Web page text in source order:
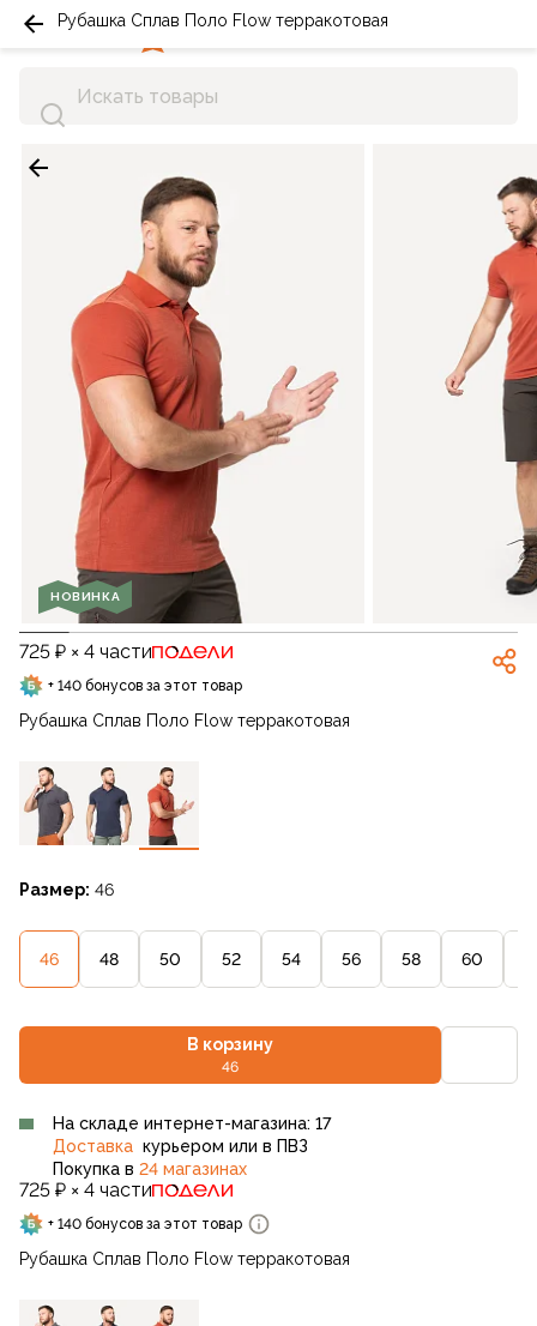
НОВИНКА
725 ₽ × 4 части
+ 140 бонусов за этот товар
Рубашка Сплав Поло Flow терракотовая
Размер: 46
46 48 50 52 54 56 58 60
В корзину
46
На складе интернет-магазина: 17
Доставка курьером или в ПВЗ
Покупка в 24 магазинах
725 ₽ × 4 части
+ 140 бонусов за этот товар
Рубашка Сплав Поло Flow терракотовая
Рубашка Сплав Поло Flow терракотовая